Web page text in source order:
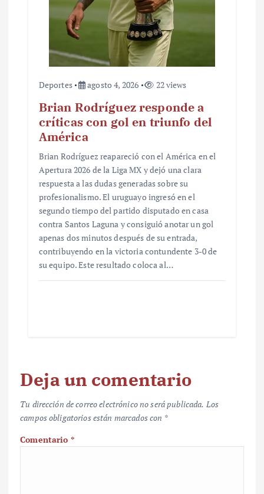
Deportes agosto 4, 2026 22 views
Brian Rodríguez responde a
críticas con gol en triunfo del
América
Brian Rodríguez reapareció con el América en el
Apertura 2026 de la Liga MX y dejó una clara
respuesta a las dudas generadas sobre su
profesionalismo. El uruguayo ingresó en el
segundo tiempo del partido disputado en casa
contra Santos Laguna y consiguió anotar un gol
apenas dos minutos después de su entrada,
contribuyendo en la victoria contundente 3-0 de
su equipo. Este resultado coloca al…
Deja un comentario
Tu dirección de correo electrónico no será publicada. Los
campos obligatorios están marcados con *
Comentario *